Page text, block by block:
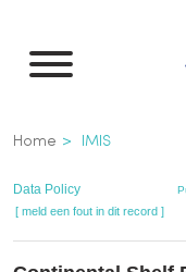
naar
inhoud
gaan
Kruimelpad
Home IMIS
Data Policy
[ meld een fout in dit record ]